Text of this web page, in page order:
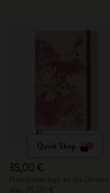
Quick Shop
35,00 €